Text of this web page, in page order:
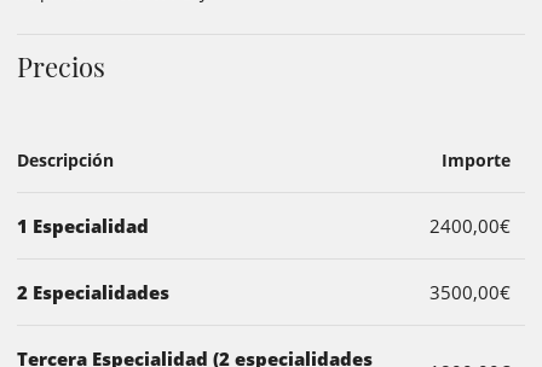
Precios
Descripción Importe
1 Especialidad 2400,00€
2 Especialidades 3500,00€
Tercera Especialidad (2 especialidades